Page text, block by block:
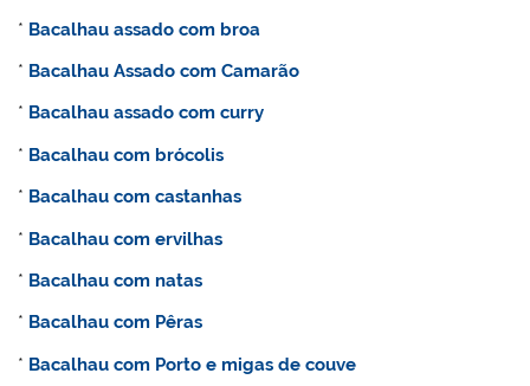
* Bacalhau assado com broa
* Bacalhau Assado com Camarão
* Bacalhau assado com curry
* Bacalhau com brócolis
* Bacalhau com castanhas
* Bacalhau com ervilhas
* Bacalhau com natas
* Bacalhau com Pêras
* Bacalhau com Porto e migas de couve